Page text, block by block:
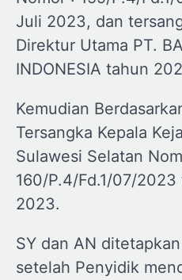
Juli 2023, dan
Direktur Utama PT.
INDONESIA tahun
Kemudian
Tersangka Kepala
Sulawesi Selatan
160/P.4/Fd.1/07/
2023.
SY dan AN
setelah Penyidik